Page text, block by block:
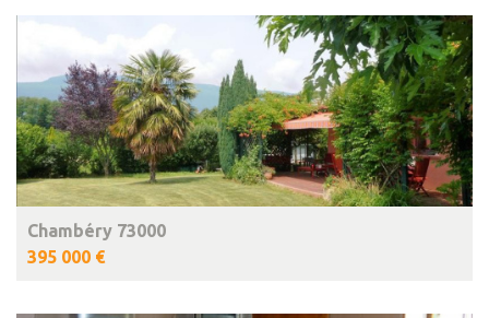
Chambéry 73000
395 000 €